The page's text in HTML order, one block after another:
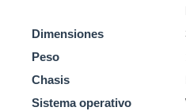
Dimensiones
Peso
Chasis
Sistema operativo